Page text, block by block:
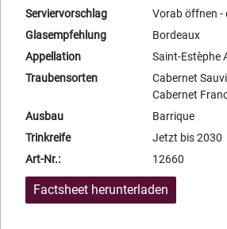
Serviervorschlag
Vorab öffnen -
Glasempfehlung
Bordeaux
Appellation
Saint-Estèphe
Traubensorten
Cabernet
Cabernet
Ausbau
Barrique
Trinkreife
Jetzt bis 2030
Art-Nr.:
12660
Factsheet herunterladen